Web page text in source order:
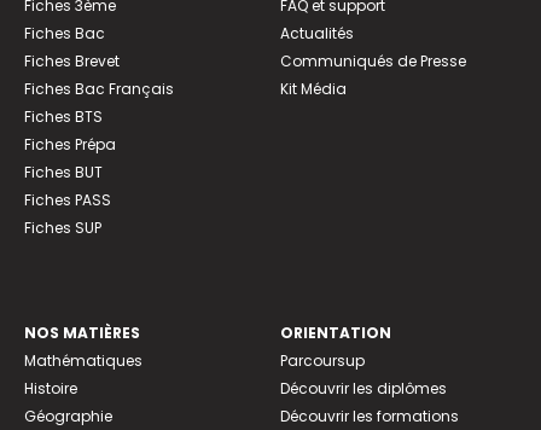
Fiches 3ème
Fiches Bac
Fiches Brevet
Fiches Bac Français
Fiches BTS
Fiches Prépa
Fiches BUT
Fiches PASS
Fiches SUP
FAQ et support
Actualités
Communiqués de Presse
Kit Média
NOS MATIÈRES
Mathématiques
Histoire
Géographie
ORIENTATION
Parcoursup
Découvrir les diplômes
Découvrir les formations